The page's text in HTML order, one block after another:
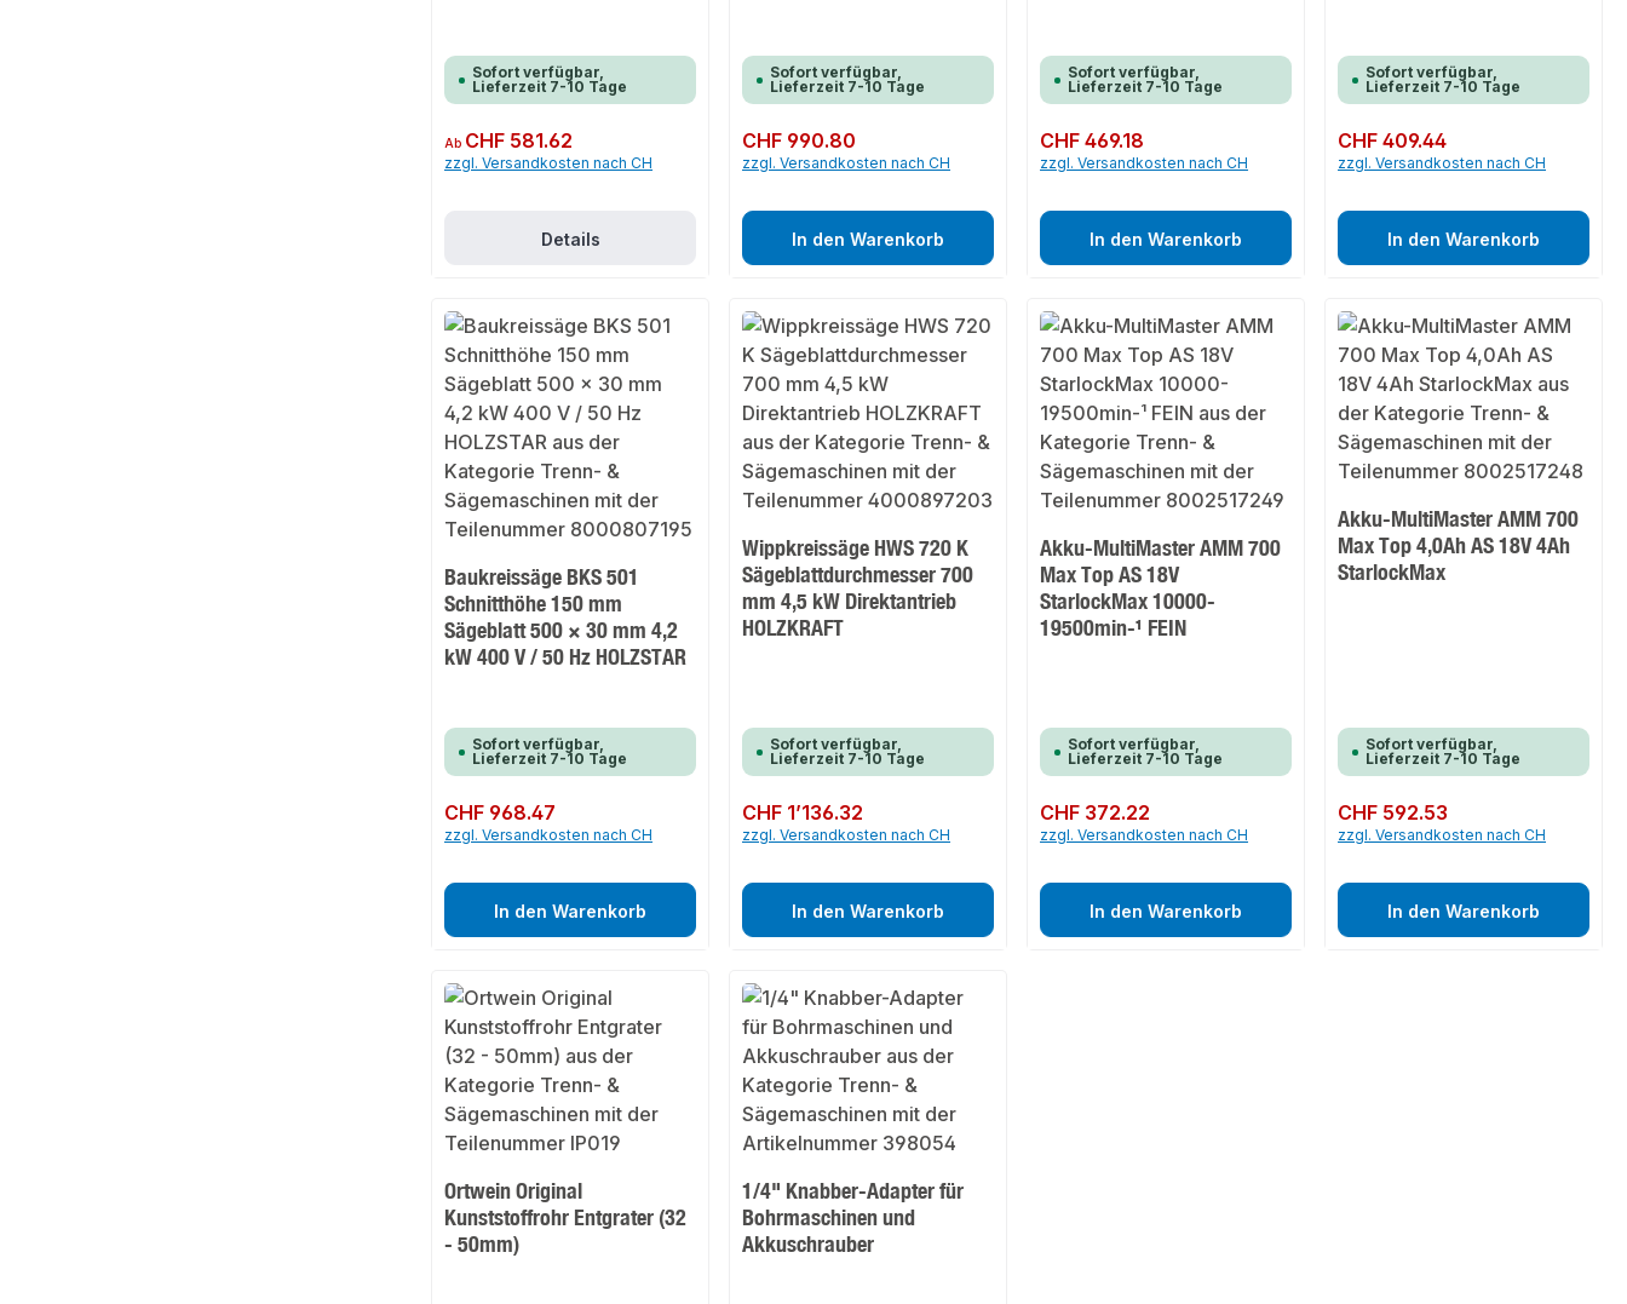
Sofort verfügbar,
Lieferzeit 7-10 Tage
Regulärer Preis:
Ab CHF 581.62
zzgl. Versandkosten nach CH
Details
Sofort verfügbar,
Lieferzeit 7-10 Tage
Regulärer Preis:
CHF 990.80
zzgl. Versandkosten nach CH
In den Warenkorb
Sofort verfügbar,
Lieferzeit 7-10 Tage
Regulärer Preis:
CHF 469.18
zzgl. Versandkosten nach CH
In den Warenkorb
Sofort verfügbar,
Lieferzeit 7-10 Tage
Regulärer Preis:
CHF 409.44
zzgl. Versandkosten nach CH
In den Warenkorb
Baukreissäge BKS 501
Schnitthöhe 150 mm
Sägeblatt 500 × 30 mm 4,2
kW 400 V / 50 Hz HOLZSTAR
Sofort verfügbar,
Lieferzeit 7-10 Tage
Regulärer Preis:
CHF 968.47
zzgl. Versandkosten nach CH
In den Warenkorb
Wippkreissäge HWS 720 K
Sägeblattdurchmesser 700
mm 4,5 kW Direktantrieb
HOLZKRAFT
Sofort verfügbar,
Lieferzeit 7-10 Tage
Regulärer Preis:
CHF 1’136.32
zzgl. Versandkosten nach CH
In den Warenkorb
Akku-MultiMaster AMM 700
Max Top AS 18V
StarlockMax 10000-
19500min-¹ FEIN
Sofort verfügbar,
Lieferzeit 7-10 Tage
Regulärer Preis:
CHF 372.22
zzgl. Versandkosten nach CH
In den Warenkorb
Akku-MultiMaster AMM 700
Max Top 4,0Ah AS 18V 4Ah
StarlockMax
Sofort verfügbar,
Lieferzeit 7-10 Tage
Regulärer Preis:
CHF 592.53
zzgl. Versandkosten nach CH
In den Warenkorb
Ortwein Original
Kunststoffrohr Entgrater (32
- 50mm)
1/4" Knabber-Adapter für
Bohrmaschinen und
Akkuschrauber